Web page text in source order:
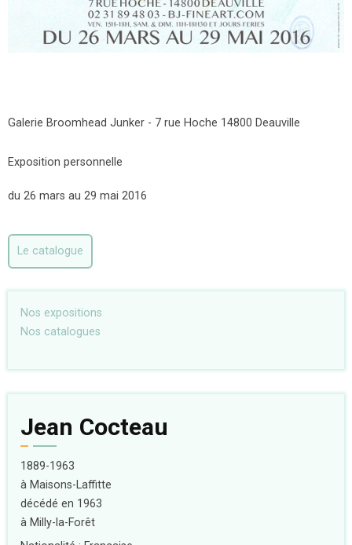
Galerie Broomhead Junker - 7 rue Hoche 14800 Deauville
Exposition personnelle
du 26 mars au 29 mai 2016
Le catalogue
Nos expositions
Nos catalogues
Jean Cocteau
1889-1963
à Maisons-Laffitte
décédé en 1963
à Milly-la-Forêt